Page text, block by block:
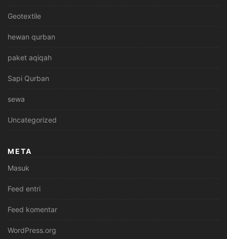
Geotextile
hewan qurban
paket aqiqah
Sapi Qurban
sewa
Uncategorized
META
Masuk
Feed entri
Feed komentar
WordPress.org